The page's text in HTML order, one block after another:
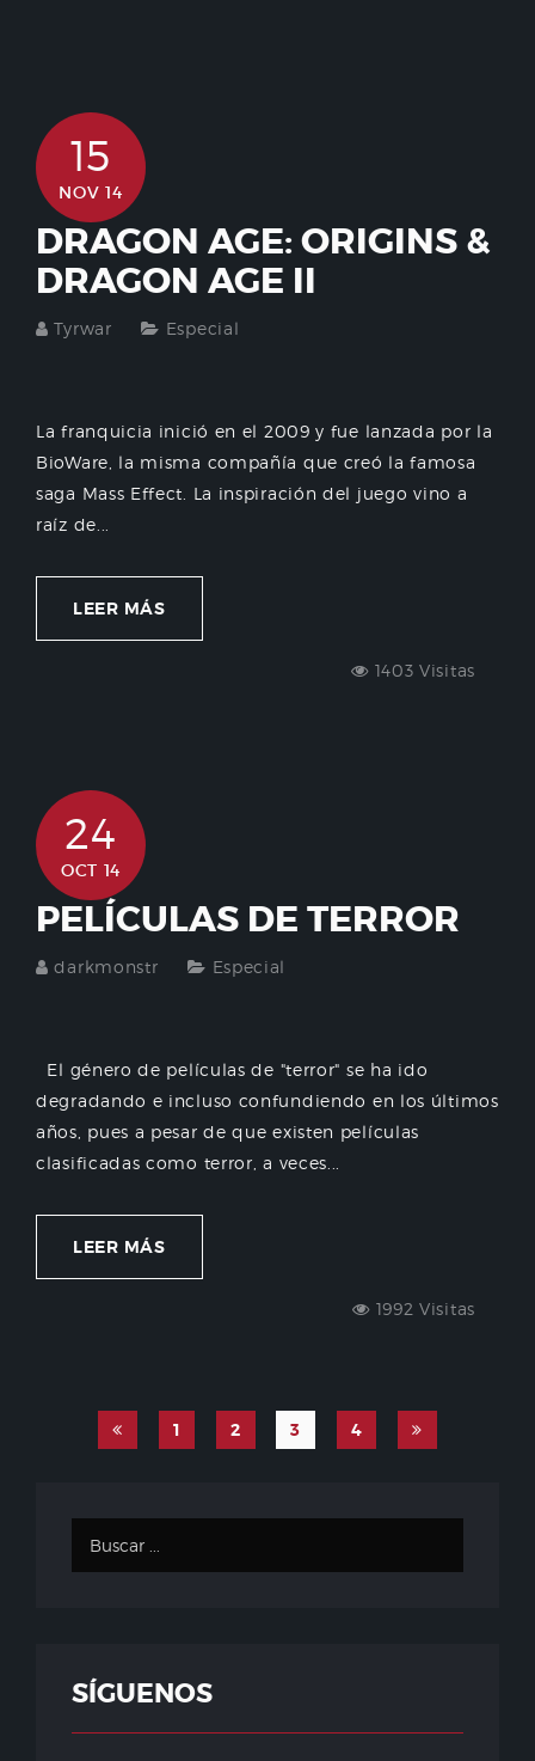
15
NOV 14
DRAGON AGE: ORIGINS &
DRAGON AGE II
Tyrwar Especial
La franquicia inició en el 2009 y fue lanzada por la
BioWare, la misma compañía que creó la famosa
saga Mass Effect. La inspiración del juego vino a
raíz de...
LEER MÁS
1403 Visitas
24
OCT 14
PELÍCULAS DE TERROR
darkmonstr Especial
El género de películas de "terror" se ha ido
degradando e incluso confundiendo en los últimos
años, pues a pesar de que existen películas
clasificadas como terror, a veces...
LEER MÁS
1992 Visitas
1 2 3 4
SÍGUENOS